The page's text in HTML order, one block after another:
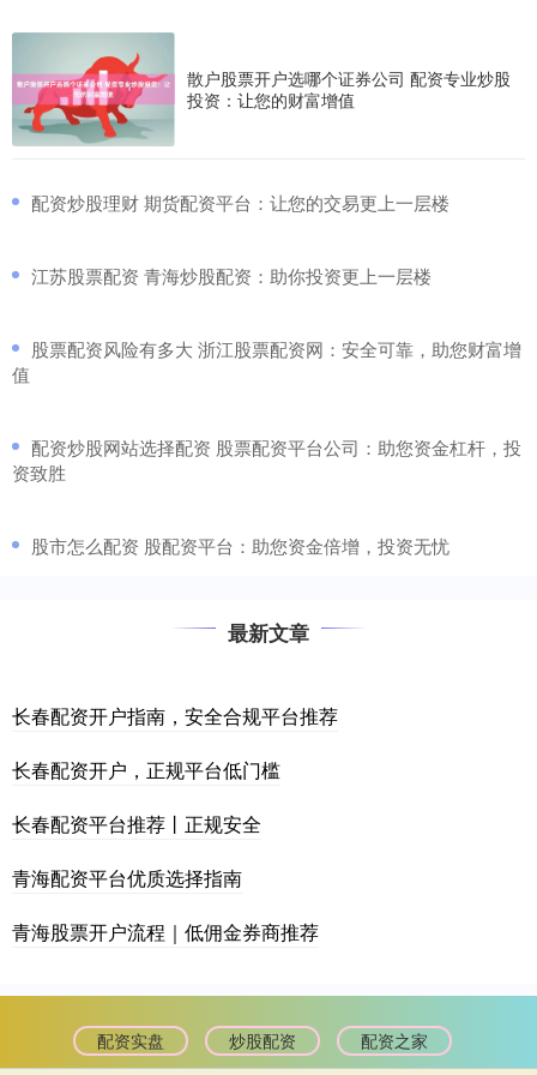
散户股票开户选哪个证券公司 配资专业炒股
投资：让您的财富增值
​配资炒股理财 期货配资平台：让您的交易更上一层楼
​江苏股票配资 青海炒股配资：助你投资更上一层楼
​股票配资风险有多大 浙江股票配资网：安全可靠，助您财富增
值
​配资炒股网站选择配资 股票配资平台公司：助您资金杠杆，投
资致胜
​股市怎么配资 股配资平台：助您资金倍增，投资无忧
最新文章
长春配资开户指南，安全合规平台推荐
长春配资开户，正规平台低门槛
长春配资平台推荐丨正规安全
青海配资平台优质选择指南
青海股票开户流程｜低佣金券商推荐
配资实盘 炒股配资 配资之家